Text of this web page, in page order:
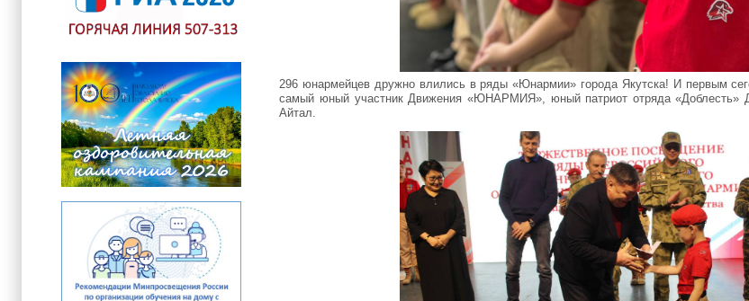
296 юнармейцев дружно влились в ряды «Юнармии» города Якутска! И первым
самый юный участник Движения «ЮНАРМИЯ», юный патриот отряда «Доблесть»
Айтал.